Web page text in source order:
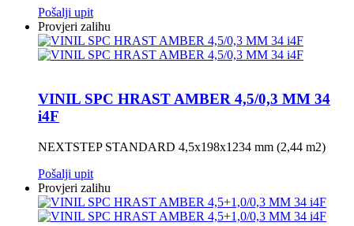
Pošalji upit
Provjeri zalihu
VINIL SPC HRAST AMBER 4,5/0,3 MM 34
i4F
NEXTSTEP STANDARD 4,5x198x1234 mm (2,44 m2)
Pošalji upit
Provjeri zalihu